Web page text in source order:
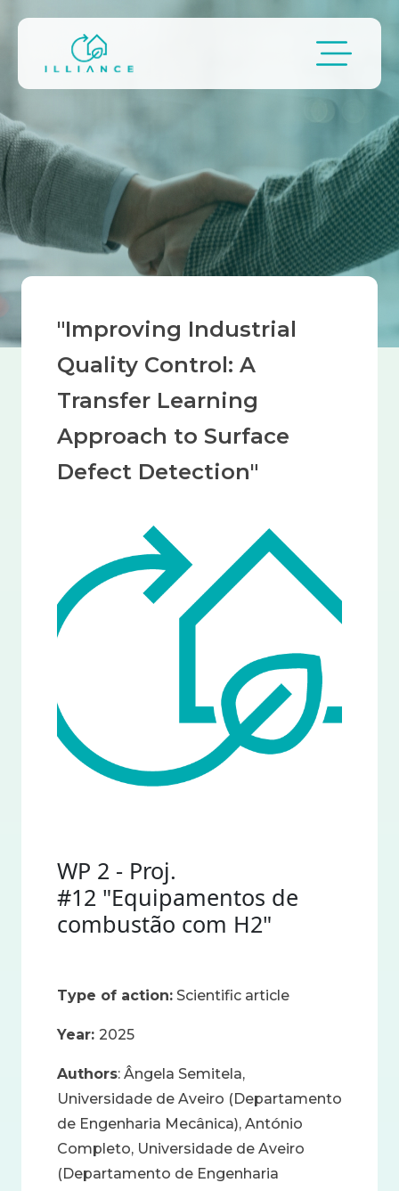
Breadcrumb
"Improving Industrial
Quality Control: A
Transfer Learning
Approach to Surface
Defect Detection"
WP 2 - Proj.
#12 "Equipamentos de
combustão com H2"
Type of action: Scientific article
Year: 2025
Authors: Ângela Semitela,
Universidade de Aveiro (Departamento
de Engenharia Mecânica), António
Completo, Universidade de Aveiro
(Departamento de Engenharia